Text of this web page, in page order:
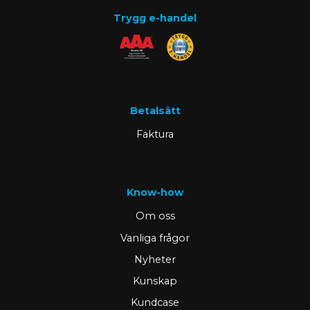
Trygg e-handel
Betalsätt
Faktura
Know-how
Om oss
Vanliga frågor
Nyheter
Kunskap
Kundcase